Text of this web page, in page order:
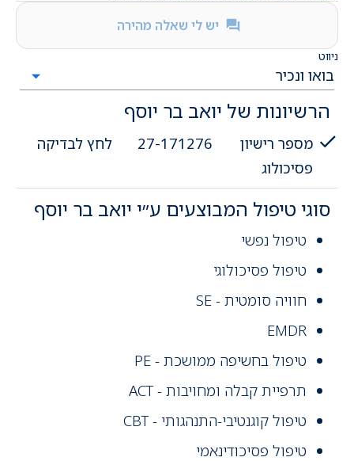
יש לי שאלה מהירה
ניווט
הרשיונות של יואב בר יוסף
מספר רישיון
פסיכולוג
27-171276 לחץ לבדיקה
סוגי טיפול המבוצעים ע״י יואב בר יוסף
טיפול נפשי
טיפול פסיכולוגי
חוויה סומטית - SE
EMDR
טיפול בחשיפה ממושכת - PE
תרפיית קבלה ומחויבות - ACT
טיפול קוגנטיבי-התנהגותי - CBT
טיפול פסיכודינאמי